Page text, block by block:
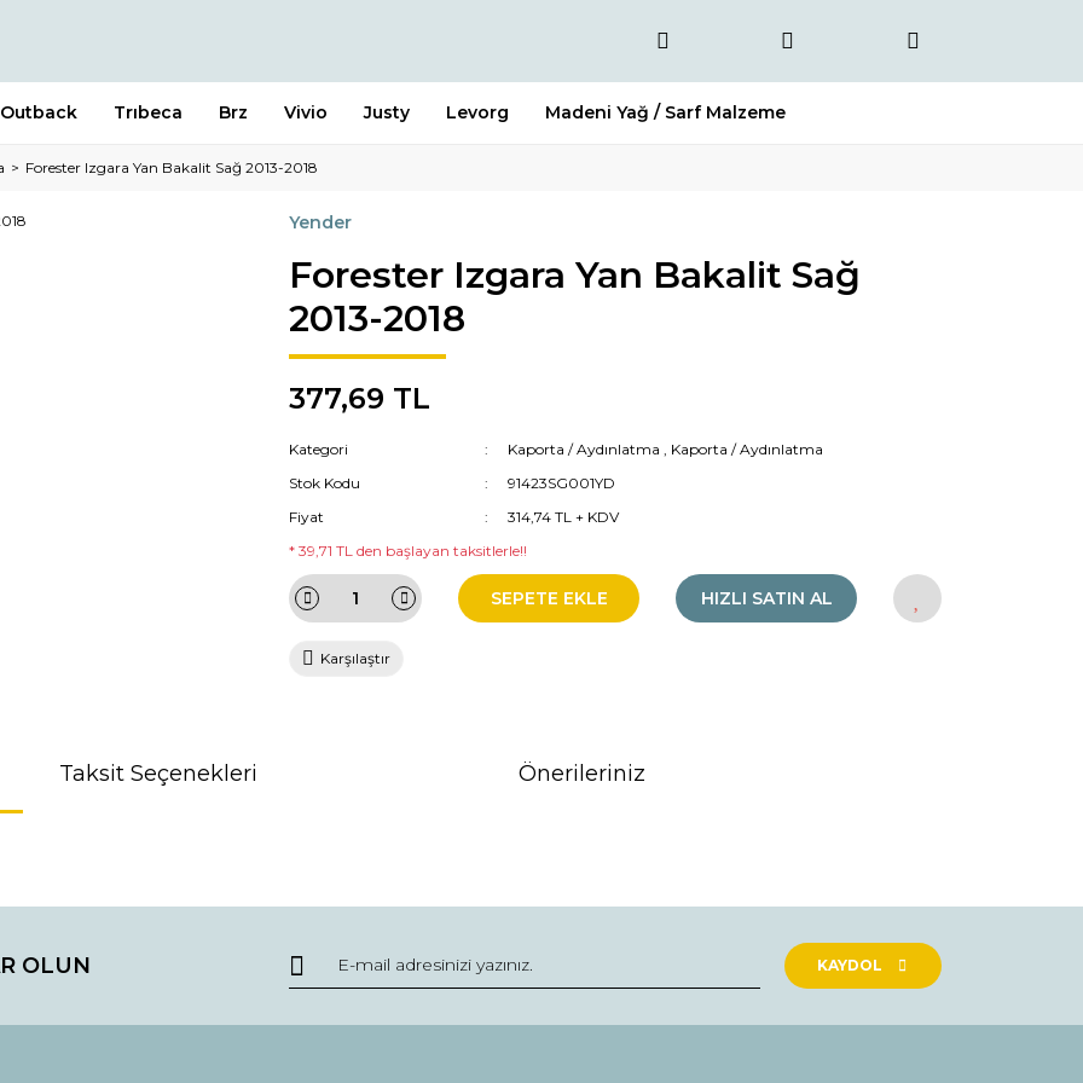
Outback Trıbeca Brz Vivio Justy Levorg Madeni Yağ / Sarf Malzeme
Forester Izgara Yan Bakalit Sağ 2013-2018
Yender
Forester Izgara Yan Bakalit Sağ
2013-2018
377,69 TL
Kategori Kaporta / Aydınlatma , Kaporta / Aydınlatma
Stok Kodu
91423SG001YD
Fiyat
314,74 TL + KDV
* 39,71 TL den başlayan taksitlerle!!
SEPETE EKLE HIZLI SATIN AL
Karşılaştır
Taksit Seçenekleri Önerileriniz
OLUN KAYDOL